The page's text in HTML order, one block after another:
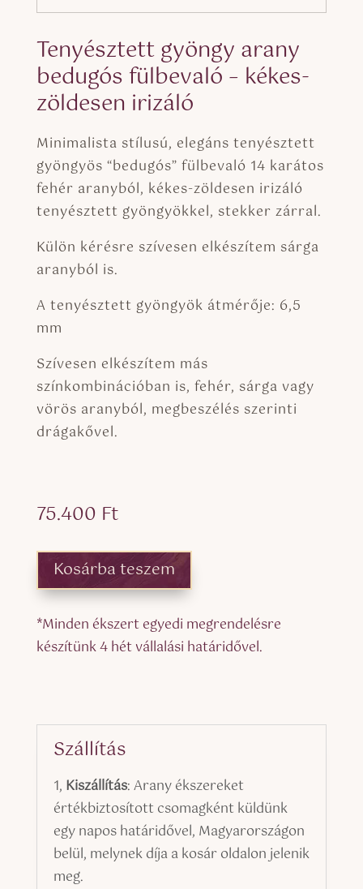
Tenyésztett gyöngy arany
bedugós fülbevaló – kékes-
zöldesen irizáló
Minimalista stílusú, elegáns tenyésztett
gyöngyös “bedugós” fülbevaló 14 karátos
fehér aranyból, kékes-zöldesen irizáló
tenyésztett gyöngyökkel, stekker zárral.
Külön kérésre szívesen elkészítem sárga
aranyból is.
A tenyésztett gyöngyök átmérője: 6,5
mm
Szívesen elkészítem más
színkombinációban is, fehér, sárga vagy
vörös aranyból, megbeszélés szerinti
drágakővel.
75.400 Ft
Kosárba teszem
*Minden ékszert egyedi megrendelésre
készítünk 4 hét vállalási határidővel.
Szállítás
1, Kiszállítás: Arany ékszereket
értékbiztosított csomagként küldünk
egy napos határidővel, Magyarországon
belül, melynek díja a kosár oldalon jelenik
meg.